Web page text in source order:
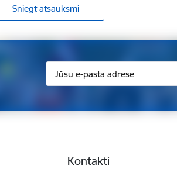
Sniegt atsauksmi
Kontakti